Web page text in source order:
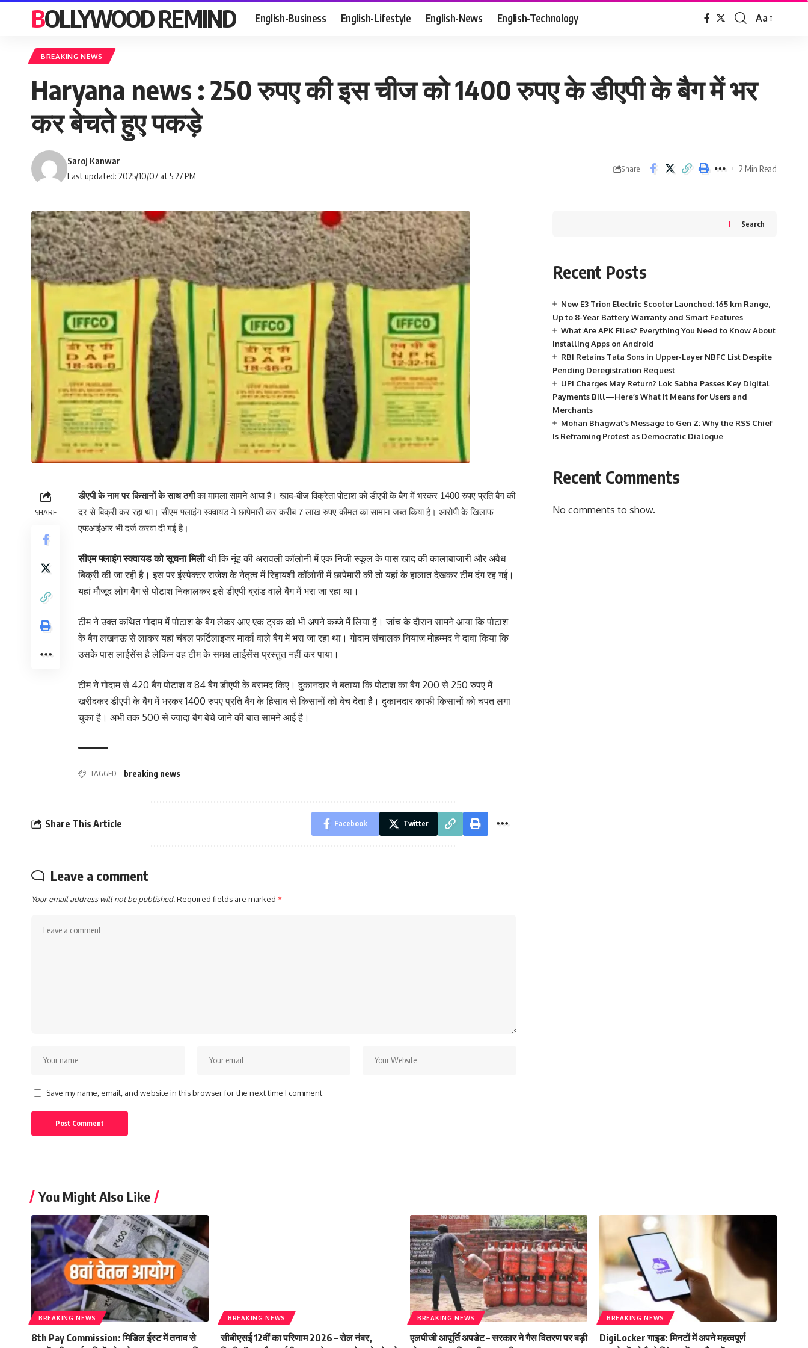
BOLLYWOOD REMIND English-Business English-Lifestyle English-News English-Technology
Font
Aa
BREAKING NEWS
Haryana news : 250 रुपए की इस चीज को 1400 रुपए के डीएपी के बैग में भर
कर बेचते हुए पकड़े
Last updated: 2025/10/07 at 5:27 PM
Saroj Kanwar
Share 2 Min Read
SHARE
डीएपी के नाम पर किसानों के साथ ठगीका मामला सामने आया है। खाद-बीज विक्रेता पोटाश को डीएपी के बैग में भरकर 1400 रुपए प्रति बैग की
दर से बिक्री कर रहा था। सीएम फ्लाइंग स्क्वायड ने छापेमारी कर करीब 7 लाख रुपए कीमत का सामान जब्त किया है। आरोपी के खिलाफ
एफआईआर भी दर्ज करवा दी गई है।
सीएम फ्लाइंग स्क्वायड को सूचना मिलीथी कि नूंह की अरावली कॉलोनी में एक निजी स्कूल के पास खाद की कालाबाजारी और अवैध
बिक्री की जा रही है। इस पर इंस्पेक्टर राजेश के नेतृत्व में रिहायशी कॉलोनी में छापेमारी की तो यहां के हालात देखकर टीम दंग रह गई।
यहां मौजूद लोग बैग से पोटाश निकालकर इसे डीएपी ब्रांड वाले बैग में भरा जा रहा था।
टीम ने उक्त कथित गोदाम में पोटाश के बैग लेकर आए एक ट्रक को भी अपने कब्जे में लिया है। जांच के दौरान सामने आया कि पोटाश
के बैग लखनऊ से लाकर यहां चंबल फर्टिलाइजर मार्का वाले बैग में भरा जा रहा था। गोदाम संचालक नियाज मोहम्मद ने दावा किया कि
उसके पास लाईसेंस है लेकिन वह टीम के समक्ष लाईसेंस प्रस्तुत नहीं कर पाया।
टीम ने गोदाम से 420 बैग पोटाश व 84 बैग डीएपी के बरामद किए। दुकानदार ने बताया कि पोटाश का बैग 200 से 250 रुपए में
खरीदकर डीएपी के बैग में भरकर 1400 रुपए प्रति बैग के हिसाब से किसानों को बेच देता है। दुकानदार काफी किसानों को चपत लगा
चुका है। अभी तक 500 से ज्यादा बैग बेचे जाने की बात सामने आई है।
TAGGED: breaking news
Share This Article Facebook Twitter
Leave a comment
Your email address will not be published.Required fields are marked *
Save my name, email, and website in this browser for the next time I comment.
Search
Recent Posts
New E3 Trion Electric Scooter Launched: 165 km Range,
Up to 8-Year Battery Warranty and Smart Features
What Are APK Files? Everything You Need to Know About
Installing Apps on Android
RBI Retains Tata Sons in Upper-Layer NBFC List Despite
Pending Deregistration Request
UPI Charges May Return? Lok Sabha Passes Key Digital
Payments Bill—Here’s What It Means for Users and
Merchants
Mohan Bhagwat’s Message to Gen Z: Why the RSS Chief
Is Reframing Protest as Democratic Dialogue
Recent Comments
No comments to show.
You Might Also Like
BREAKING NEWS
8th Pay Commission: मिडिल ईस्ट में तनाव से
BREAKING NEWS
सीबीएसई 12वीं का परिणाम 2026 – रोल नंबर,
BREAKING NEWS
एलपीजी आपूर्ति अपडेट – सरकार ने गैस वितरण पर बड़ी
BREAKING NEWS
DigiLocker गाइड: मिनटों में अपने महत्वपूर्ण